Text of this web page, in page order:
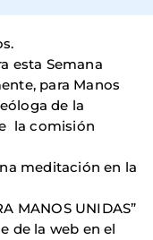
esta Semana
para Manos
de la
la comisión
meditación en la
MANOS UNIDAS”
de la web en el